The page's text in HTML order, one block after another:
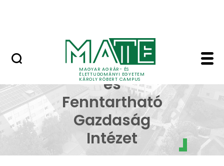
MAGYAR AGRÁR- ÉS
ÉLETTUDOMÁNYI EGYETEM
KÁROLY RÓBERT CAMPUS
Vidékfejlesztés és
Vidékfejlesztés
és
Fenntartható
Gazdaság
Intézet